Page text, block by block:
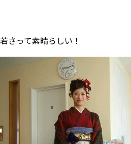
さって素晴らしい！